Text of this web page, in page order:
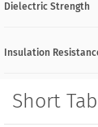
Dielectric Strength
Insulation
Short